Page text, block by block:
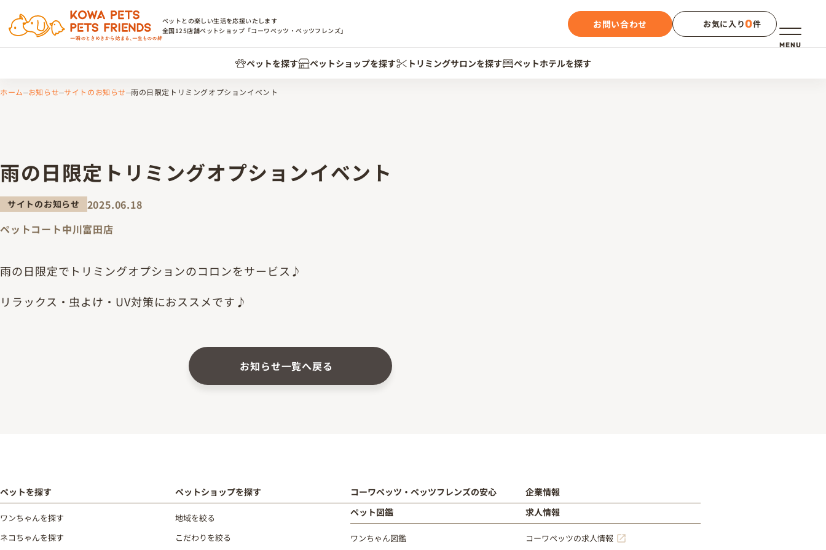
メニュー
MENU
ペットとの楽しい生活を応援いたします
全国125店舗ペットショップ「コーワペッツ・ペッツフレンズ」
お問い合わせ お気に入り0件
ペットを探す ペットショップを探す トリミングサロンを探す ペットホテルを探す
ホーム お知らせ サイトのお知らせ 雨の日限定トリミングオプションイベント
雨の日限定トリミングオプションイベント
サイトのお知らせ
2025.06.18
ペットコート中川富田店
雨の日限定でトリミングオプションのコロンをサービス♪
リラックス・虫よけ・UV対策におススメです♪
お知らせ一覧へ戻る
ペットを探す
ワンちゃんを探す
ネコちゃんを探す
ペットショップを探す
地域を絞る
こだわりを絞る
コーワペッツ・ペッツフレンズの安心
ペット図鑑
ワンちゃん図鑑
企業情報
求人情報
コーワペッツの求人情報